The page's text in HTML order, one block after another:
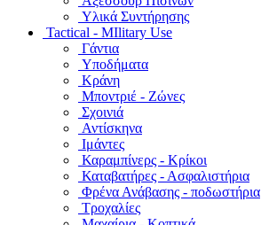
Υλικά Συντήρησης
Tactical - MIlitary Use
Γάντια
Υποδήματα
Κράνη
Μποντριέ - Ζώνες
Σχοινιά
Αντίσκηνα
Ιμάντες
Καραμπίνερς - Κρίκοι
Καταβατήρες - Ασφαλιστήρια
Φρένα Ανάβασης - ποδωστήρια
Τροχαλίες